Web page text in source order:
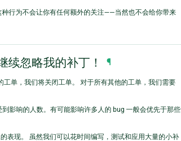
行为不会让你有任何额外的关注——当然也不会给你带来
续忽略我的补丁！ ¶
单，我们将关闭工单。 对于所有其他的工单，我们需要
影响的人数。有可能影响许多人的 bug 一般会优先于那些
表现。 虽然我们可以花时间编写，测试和应用大量的小补